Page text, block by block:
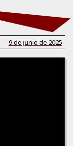
9 de junio de 2025